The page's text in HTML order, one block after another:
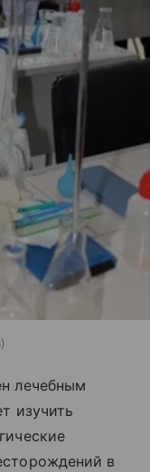
лечебным
изучить
в